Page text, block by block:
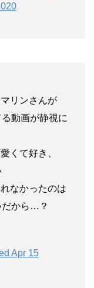
リンさんが
動画が静視に
くて好き、
なかったのは
だから…？
Apr 15